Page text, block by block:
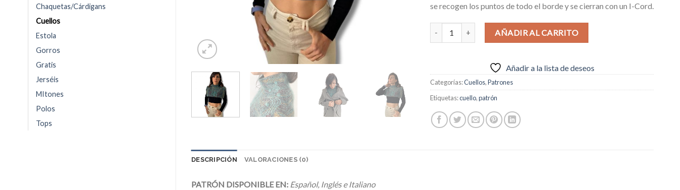
Chaquetas/Cárdigans
Cuellos
Estola
Gorros
Gratis
Jerséis
MItones
Polos
Tops
se recogen los puntos de todo el borde y se cierran con un I-Cord.
Cuello Acebo cantidadAÑADIR AL CARRITO
Añadir a la lista de deseos
Categorías:Cuellos,Patrones
Etiquetas:cuello,patrón
DESCRIPCIÓN VALORACIONES (0)
PATRÓN DISPONIBLE EN: Español, Inglés e Italiano